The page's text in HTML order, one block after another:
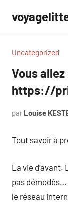
contenu
Uncategorized
Vous
https://
par Louise
Tout savoir à
La vie
pas démodés…
le réseau